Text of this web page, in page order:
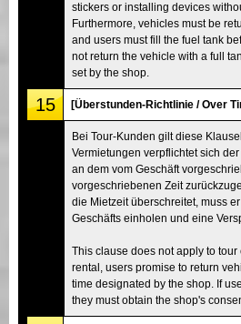
stickers or installing devices
Furthermore, vehicles must be
and users must fill the fuel tank
not return the vehicle with a full
set by the shop.
15 [Überstunden-Richtlinie / Over
Bei Tour-Kunden gilt diese
Vermietungen verpflichtet sich
an dem vom Geschäft
vorgeschriebenen Zeit
die Mietzeit überschreitet, muss
Geschäfts einholen und eine
This clause does not apply to
rental, users promise to return
time designated by the shop. If
they must obtain the shop's